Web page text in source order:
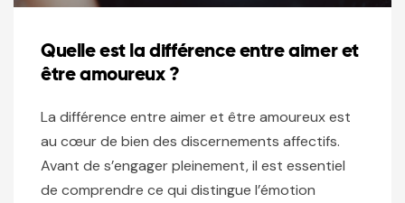
Quelle est la différence entre aimer et
être amoureux ?
La différence entre aimer et être amoureux est
au cœur de bien des discernements affectifs.
Avant de s’engager pleinement, il est essentiel
de comprendre ce qui distingue l’émotion